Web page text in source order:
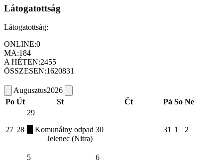
Látogatottság
Látogatottság:
ONLINE:0
MA:184
A HÉTEN:2455
ÖSSZESEN:1620831
Augusztus2026
Po Út St Čt Pá So Ne
27 28
29
Komunálny odpad
Jelenec (Nitra)
30 31 1 2
5
6